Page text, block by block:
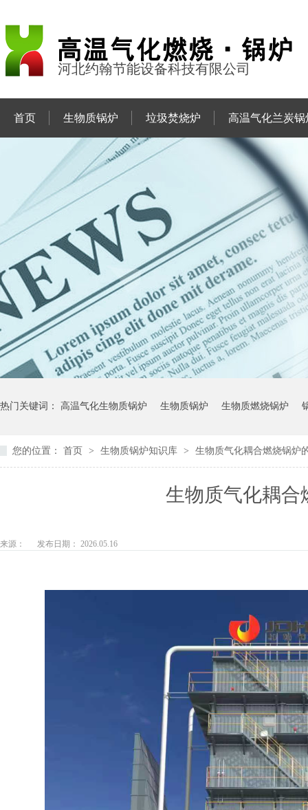
河北约翰节能设备科技有限公司
首页 生物质锅炉 垃圾焚烧炉 高温气化兰炭锅
热门关键词： 高温气化生物质锅炉 生物质锅炉 生物质燃烧锅炉
您的位置： 首页 > 生物质锅炉知识库 > 生物质气化耦合燃烧锅炉
生物质气化耦合
来源： 发布日期： 2026.05.16